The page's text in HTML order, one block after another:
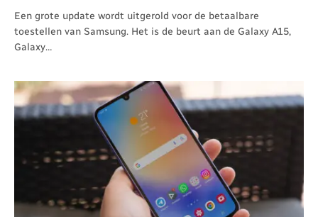
Een grote update wordt uitgerold voor de betaalbare
toestellen van Samsung. Het is de beurt aan de Galaxy A15,
Galaxy…